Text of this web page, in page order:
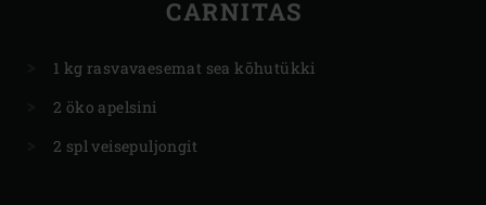
CARNITAS
1 kg rasvavaesemat sea kõhutükki
2 öko apelsini
2 spl veisepuljongit